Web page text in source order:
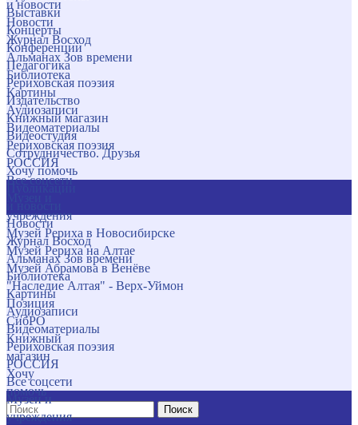
и новости
Новости
Журнал Восход
Альманах Зов времени
Библиотека
Картины
Аудиозаписи
Видеоматериалы
Рериховская поэзия
РОССИЯ
Все соцсети
учреждения
Музей Рериха в Новосибирске
Музей Рериха на Алтае
Музей Абрамова в Венёве
"Наследие Алтая" - Верх-Уймон
Позиция
СибРО
Книжный
магазин
Хочу
помочь
Поиск
Выставки
Концерты
Конференции
Педагогика
Рериховская поэзия
Издательство
Книжный магазин
Видеостудия
Сотрудничество. Друзья
Хочу помочь
Новости
Журнал Восход
Альманах Зов времени
Библиотека
Картины
Аудиозаписи
Видеоматериалы
Рериховская поэзия
РОССИЯ
Все соцсети
Музеи и
учреждения